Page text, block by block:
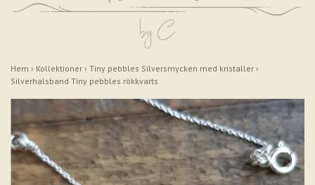
Hem › Kollektioner › Tiny pebbles Silversmycken med kristaller ›
Silverhalsband Tiny pebbles rökkvarts